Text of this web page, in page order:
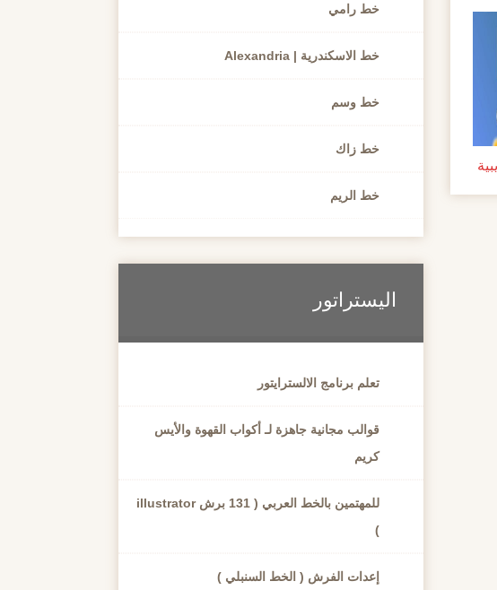
خط رامي
خط الاسكندرية | Alexandria
خط وسم
خط زاك
خط الريم
اليستراتور
تعلم برنامج الالسترايتور
قوالب مجانية جاهزة لـ أكواب القهوة والأيس
كريم
للمهتمين بالخط العربي ( 131 برش illustrator
)
إعدات الفرش ( الخط السنبلي )